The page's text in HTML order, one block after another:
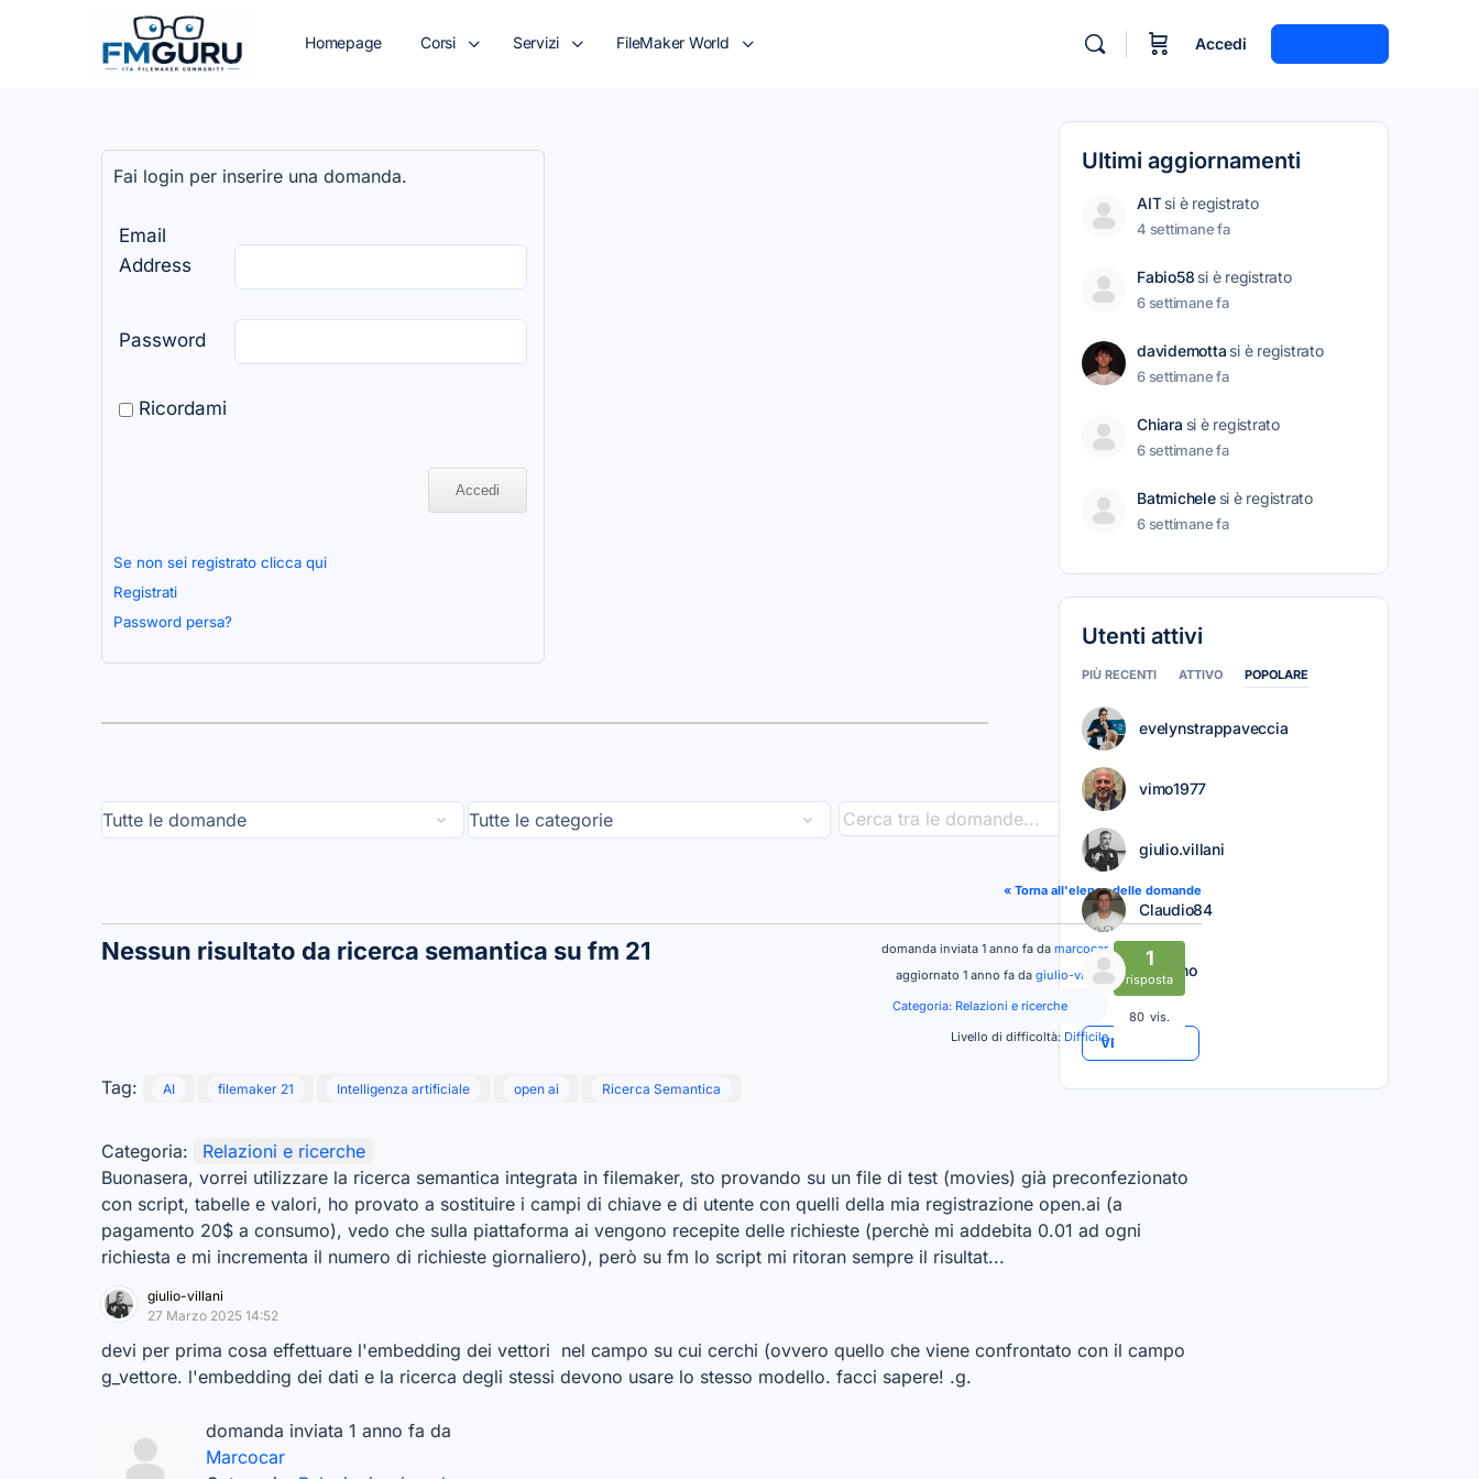
Homepage Corsi Servizi FileMaker World Accedi
Fai login per inserire una domanda.
Email
Address
Password
Ricordami
Se non sei registrato clicca qui
Registrati
Password persa?
« Torna all'elenco delle domande
1
risposta
80 vis.
Nessun risultato da ricerca semantica su fm 21 domanda inviata 1 anno fa da marcocar
aggiornato 1 anno fa da giulio-villani
Categoria: Relazioni e ricerche
Livello di difficoltà: Difficile
Tag: AI filemaker 21 Intelligenza artificiale open ai Ricerca Semantica
Categoria:
Relazioni e ricerche
Buonasera, vorrei utilizzare la ricerca semantica integrata in filemaker, sto provando su un file di test (movies) già preconfezionato
con script, tabelle e valori, ho provato a sostituire i campi di chiave e di utente con quelli della mia registrazione open.ai (a
pagamento 20$ a consumo), vedo che sulla piattaforma ai vengono recepite delle richieste (perchè mi addebita 0.01 ad ogni
richiesta e mi incrementa il numero di richieste giornaliero), però su fm lo script mi ritoran sempre il risultat...
giulio-villani
27 Marzo 2025 14:52
devi per prima cosa effettuare l'embedding dei vettori nel campo su cui cerchi (ovvero quello che viene confrontato con il campo
g_vettore. l'embedding dei dati e la ricerca degli stessi devono usare lo stesso modello. facci sapere! .g.
domanda inviata 1 anno fa da
Marcocar
Ultimi aggiornamenti
AIT si è registrato
4 settimane fa
Fabio58 si è registrato
6 settimane fa
davidemotta si è registrato
6 settimane fa
Chiara si è registrato
6 settimane fa
Batmichele si è registrato
6 settimane fa
Utenti attivi
PIÙ RECENTI ATTIVO POPOLARE
evelynstrappaveccia
vimo1977
giulio.villani
Claudio84
Mariano
VEDI TUTTO